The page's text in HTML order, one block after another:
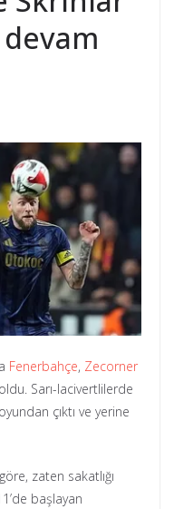
Fenerbahçe, Zecorner
Sarı-lacivertlilerde
çıktı ve yerine
zaten sakatlığı
başlayan